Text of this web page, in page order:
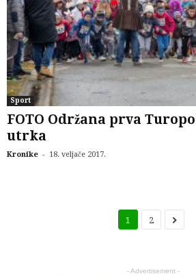
Sport
FOTO Održana prva
utrka
Kronike - 18. veljače 2017.
1 2
- Advertisement -